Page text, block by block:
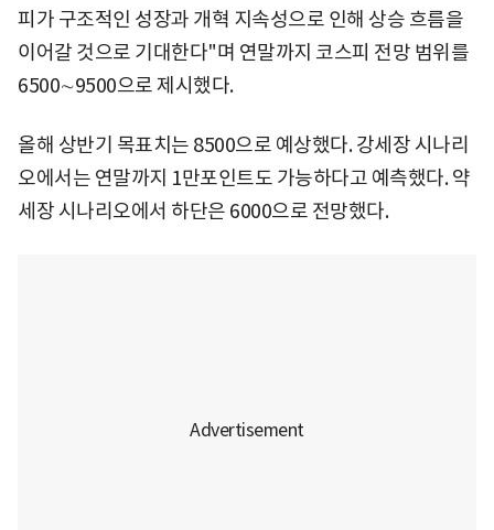
피가 구조적인 성장과 개혁 지속성으로 인해 상승 흐름을
이어갈 것으로 기대한다"며 연말까지 코스피 전망 범위를
6500∼9500으로 제시했다.
올해 상반기 목표치는 8500으로 예상했다. 강세장 시나리
오에서는 연말까지 1만포인트도 가능하다고 예측했다. 약
세장 시나리오에서 하단은 6000으로 전망했다.